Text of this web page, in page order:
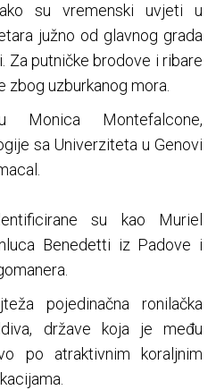
su vremenski uvjeti u
južno od glavnog grada
Za putničke brodove i ribare
zbog uzburkanog mora.
Monica Montefalcone,
sa Univerziteta u Genovi
su kao Muriel
Benedetti iz Padove i
pojedinačna ronilačka
države koja je među
po atraktivnim koraljnim